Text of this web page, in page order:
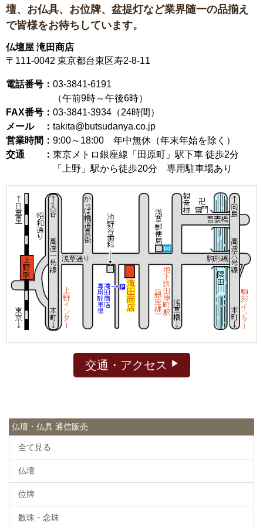
壇、お仏具、お位牌、盆提灯など業界随一の品揃え
で皆様をお待ちしています。
仏壇屋 滝田商店
〒111-0042 東京都台東区寿2-8-11
電話番号： 03-3841-6191
（午前9時～午後6時）
FAX番号： 03-3841-3934（24時間）
メール ： takita@butsudanya.co.jp
営業時間： 9:00～18:00 年中無休（年末年始を除く）
交通 ： 東京メトロ銀座線「田原町」駅下車 徒歩2分
「上野」駅から徒歩20分 専用駐車場あり
交通・アクセス
仏壇・仏具 通信販売
全て見る
仏壇
位牌
数珠・念珠